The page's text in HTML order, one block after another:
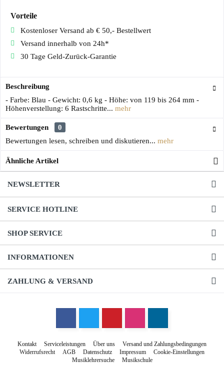
Vorteile
Kostenloser Versand ab € 50,- Bestellwert
Versand innerhalb von 24h*
30 Tage Geld-Zurück-Garantie
Beschreibung
- Farbe: Blau - Gewicht: 0,6 kg - Höhe: von 119 bis 264 mm -
Höhenverstellung: 6 Rastschritte... mehr
Bewertungen
0
Bewertungen lesen, schreiben und diskutieren... mehr
Ähnliche Artikel
NEWSLETTER
SERVICE HOTLINE
SHOP SERVICE
INFORMATIONEN
ZAHLUNG & VERSAND
Kontakt Serviceleistungen Über uns
Versand und Zahlungsbedingungen
Widerrufsrecht
AGB Datenschutz Impressum
Cookie-Einstellungen
Musiklehrersuche
Musikschule